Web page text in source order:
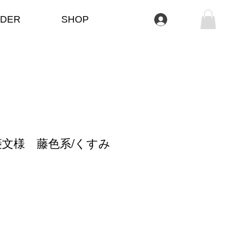
SHOP
様 藤色系/くすみ